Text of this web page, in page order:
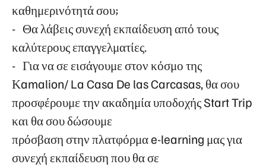
καθημερινότητά σου;
- Θα λάβεις συνεχή εκπαίδευση από τους
καλύτερους επαγγελματίες.
- Για να σε εισάγουμε στον κόσμο της
Κamalion/ La Casa De las Carcasas, θα σου
προσφέρουμε την ακαδημία υποδοχής Start Trip
και θα σου δώσουμε
πρόσβαση στην πλατφόρμα e-learning μας για
συνεχή εκπαίδευση που θα σε